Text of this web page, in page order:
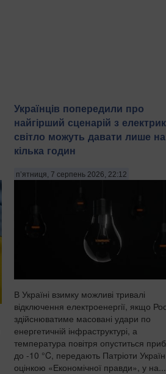
Українців попередили про
найгірший сценарій з
світло можуть давати лише на
кілька годин
п’ятниця, 7 серпень 2026, 22:12
В Україні взимку можливі тривалі
відключення електроенергії, якщо
здійснюватиме масовані удари по
енергетичній інфраструктурі, а
температура повітря опуститься
до -10 °C, передають Патріоти
оцінкою «Економічної правди», у на...